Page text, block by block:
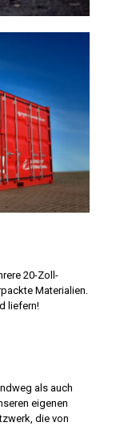
20-Zoll-
Materialien.
liefern!
als auch
eigenen
die von